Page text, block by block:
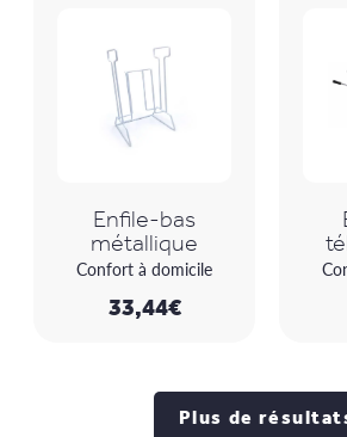
Enfile-bas
métallique
Confort à domicile
33,44€
Plus de